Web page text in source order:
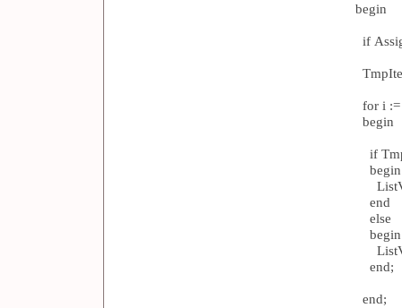
begin
if
for i
begin
if
begin
end
else
begin
end;
end;